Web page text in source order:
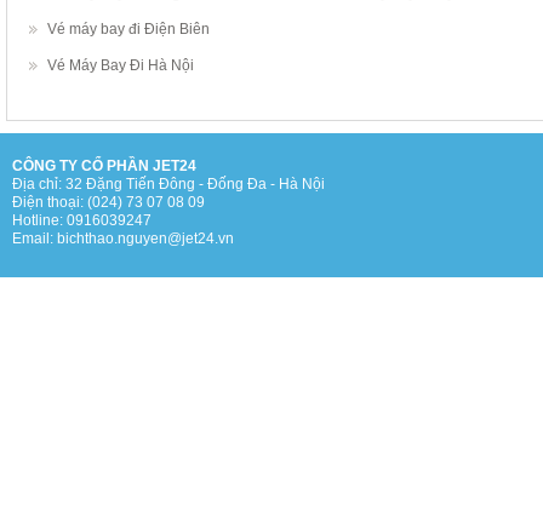
Vé máy bay đi Điện Biên
Vé Máy Bay Đi Hà Nội
CÔNG TY CỔ PHẦN JET24
Địa chỉ: 32 Đặng Tiến Đông - Đống Đa - Hà Nội
Điện thoại: (024) 73 07 08 09
Hotline: 0916039247
Email: bichthao.nguyen@jet24.vn